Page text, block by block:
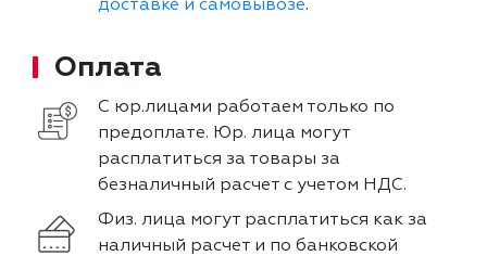
доставке и самовывозе.
Оплата
С юр.лицами работаем только по
предоплате. Юр. лица могут
расплатиться за товары за
безналичный расчет с учетом НДС.
Физ. лица могут расплатиться как за
наличный расчет и по банковской